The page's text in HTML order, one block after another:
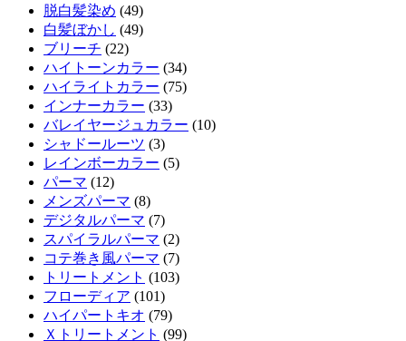
脱白髪染め (49)
白髪ぼかし (49)
ブリーチ (22)
ハイトーンカラー (34)
ハイライトカラー (75)
インナーカラー (33)
バレイヤージュカラー (10)
シャドールーツ (3)
レインボーカラー (5)
パーマ (12)
メンズパーマ (8)
デジタルパーマ (7)
スパイラルパーマ (2)
コテ巻き風パーマ (7)
トリートメント (103)
フローディア (101)
ハイパートキオ (79)
Ｘトリートメント (99)